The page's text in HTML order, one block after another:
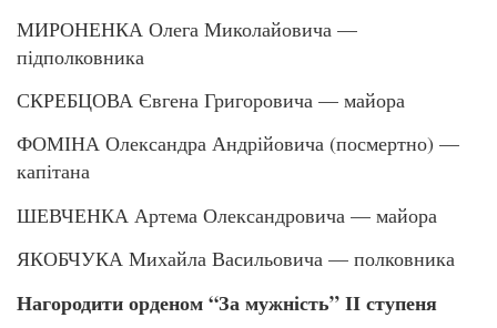
МИРОНЕНКА Олега Миколайовича —
підполковника
СКРЕБЦОВА Євгена Григоровича — майора
ФОМІНА Олександра Андрійовича (посмертно) —
капітана
ШЕВЧЕНКА Артема Олександровича — майора
ЯКОБЧУКА Михайла Васильовича — полковника
Нагородити орденом “За мужність” ІІ ступеня